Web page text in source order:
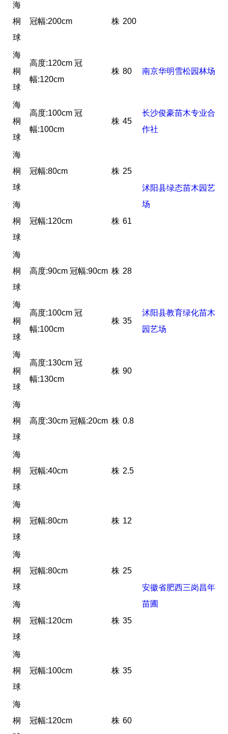
海
桐
球
冠幅:200cm 株 200
海
桐
球
高度:120cm 冠
幅:120cm
株 80 南京华明雪松园林场
海
桐
球
高度:100cm 冠
幅:100cm
株 45
长沙俊豪苗木专业合
作社
海
桐
球
冠幅:80cm 株 25
沭阳县绿态苗木园艺
场
海
桐
球
冠幅:120cm 株 61
海
桐
球
高度:90cm 冠幅:90cm 株 28
沭阳县教育绿化苗木
园艺场
海
桐
球
高度:100cm 冠
幅:100cm
株 35
海
桐
球
高度:130cm 冠
幅:130cm
株 90
海
桐
球
高度:30cm 冠幅:20cm 株 0.8
安徽省肥西三岗昌年
苗圃
海
桐
球
冠幅:40cm 株 2.5
海
桐
球
冠幅:80cm 株 12
海
桐
球
冠幅:80cm 株 25
海
桐
球
冠幅:120cm 株 35
海
桐
球
冠幅:100cm 株 35
海
桐
冠幅:120cm 株 60